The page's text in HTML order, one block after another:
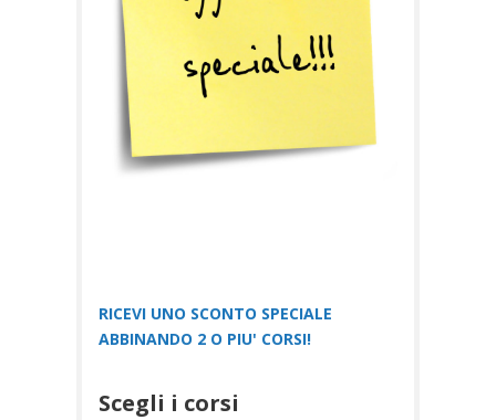
RICEVI UNO SCONTO SPECIALE
ABBINANDO 2 O PIU' CORSI!
Scegli i corsi